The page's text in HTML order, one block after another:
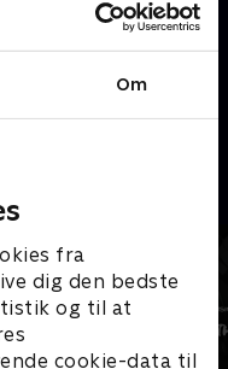
Om
fra
dig den bedste
og til at
cookie-data til
ønsker hverken Dave